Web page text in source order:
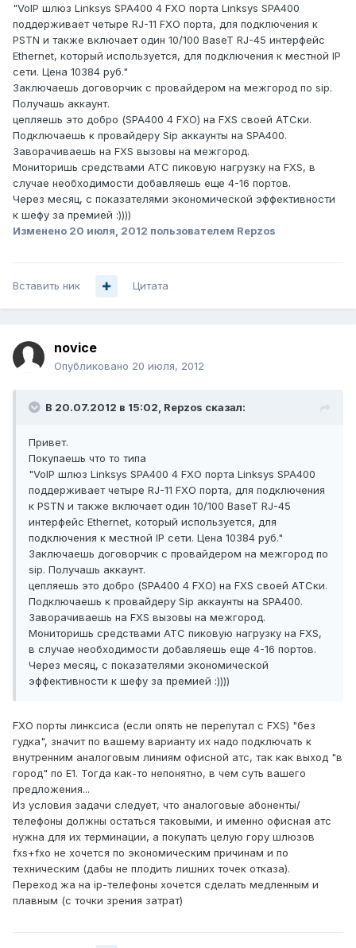
"VoIP шлюз Linksys SPA400 4 FXO порта Linksys SPA400
поддерживает четыре RJ-11 FXO порта, для подключения к
PSTN и также включает один 10/100 BaseT RJ-45 интерфейс
Ethernet, который используется, для подключения к местной IP
сети. Цена 10384 руб."
Заключаешь договорчик с провайдером на межгород по sip.
Получашь аккаунт.
цепляешь это добро (SPA400 4 FXO) на FXS своей АТСки.
Подключаешь к провайдеру Sip аккаунты на SPA400.
Заворачиваешь на FXS вызовы на межгород.
Мониторишь средствами АТС пиковую нагрузку на FXS, в
случае необходимости добавляешь еще 4-16 портов.
Через месяц, с показателями экономической эффективности
к шефу за премией :))))
Изменено 20 июля, 2012 пользователем Repzos
Вставить ник Цитата
novice
Опубликовано 20 июля, 2012
В 20.07.2012 в 15:02, Repzos сказал:
Привет.
Покупаешь что то типа
"VoIP шлюз Linksys SPA400 4 FXO порта Linksys SPA400
поддерживает четыре RJ-11 FXO порта, для подключения
к PSTN и также включает один 10/100 BaseT RJ-45
интерфейс Ethernet, который используется, для
подключения к местной IP сети. Цена 10384 руб."
Заключаешь договорчик с провайдером на межгород по
sip. Получашь аккаунт.
цепляешь это добро (SPA400 4 FXO) на FXS своей АТСки.
Подключаешь к провайдеру Sip аккаунты на SPA400.
Заворачиваешь на FXS вызовы на межгород.
Мониторишь средствами АТС пиковую нагрузку на FXS,
в случае необходимости добавляешь еще 4-16 портов.
Через месяц, с показателями экономической
эффективности к шефу за премией :))))
FXO порты линксиса (если опять не перепутал с FXS) "без
гудка", значит по вашему варианту их надо подключать к
внутренним аналоговым линиям офисной атс, так как выход "в
город" по Е1. Тогда как-то непонятно, в чем суть вашего
предложения...
Из условия задачи следует, что аналоговые абоненты/
телефоны должны остаться таковыми, и именно офисная атс
нужна для их терминации, а покупать целую гору шлюзов
fxs+fxo не хочется по экономическим причинам и по
техническим (дабы не плодить лишних точек отказа).
Переход жа на ip-телефоны хочется сделать медленным и
плавным (с точки зрения затрат)